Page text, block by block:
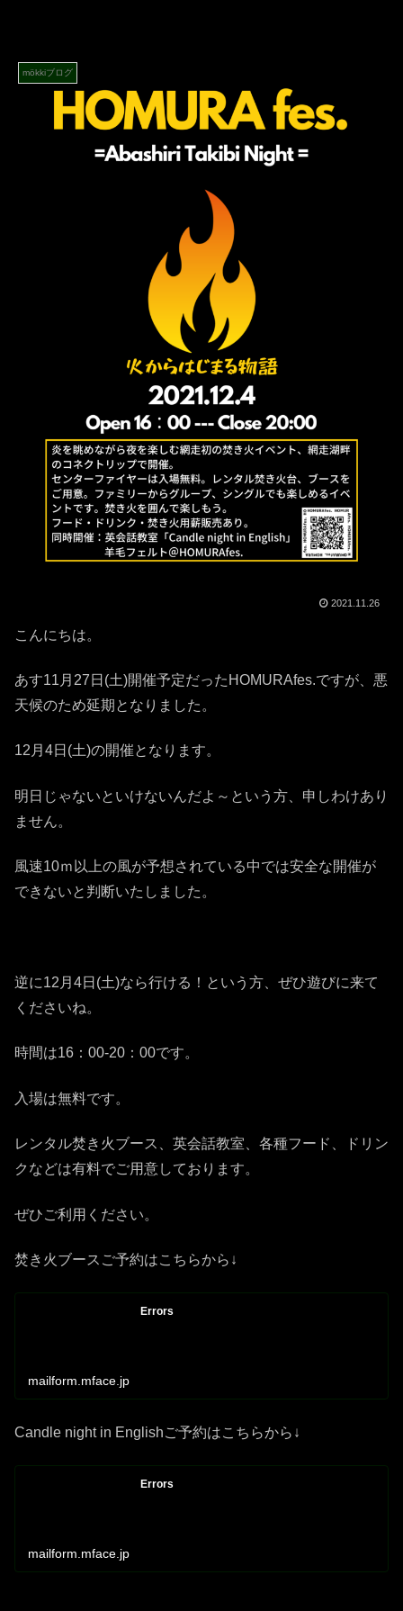
mökkiブログ
2021.11.26
こんにちは。
あす11月27日(土)開催予定だったHOMURAfes.ですが、悪
天候のため延期となりました。
12月4日(土)の開催となります。
明日じゃないといけないんだよ～という方、申しわけあり
ません。
風速10ｍ以上の風が予想されている中では安全な開催が
できないと判断いたしました。
逆に12月4日(土)なら行ける！という方、ぜひ遊びに来て
くださいね。
時間は16：00-20：00です。
入場は無料です。
レンタル焚き火ブース、英会話教室、各種フード、ドリン
クなどは有料でご用意しております。
ぜひご利用ください。
焚き火ブースご予約はこちらから↓
Errors
mailform.mface.jp
Candle night in Englishご予約はこちらから↓
Errors
mailform.mface.jp